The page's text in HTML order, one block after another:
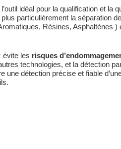
idéal pour la qualification et la
plus particulièrement la séparation
Résines, Asphaltènes )
évite les risques
technologies, et la détection
une détection précise et fiable